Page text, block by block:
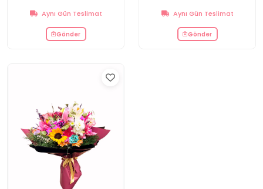
Aynı Gün Teslimat
Gönder
Aynı Gün Teslimat
Gönder